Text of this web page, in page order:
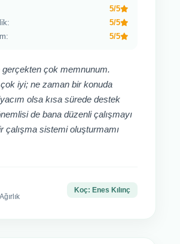
5/5
5/5
5/5
gerçekten çok memnunum.
iyi; ne zaman bir konuda
olsa kısa sürede destek
de bana düzenli çalışmayı
çalışma sistemi oluşturmamı
Koç: Enes Kılınç